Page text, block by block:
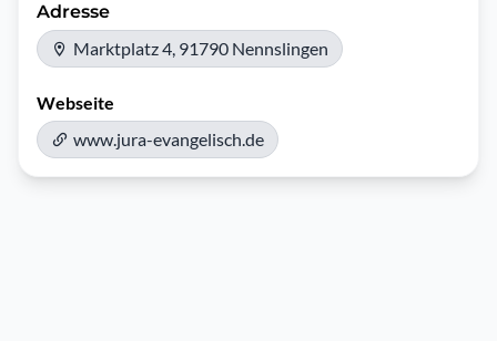
Adresse
Marktplatz 4, 91790 Nennslingen
Webseite
www.jura-evangelisch.de